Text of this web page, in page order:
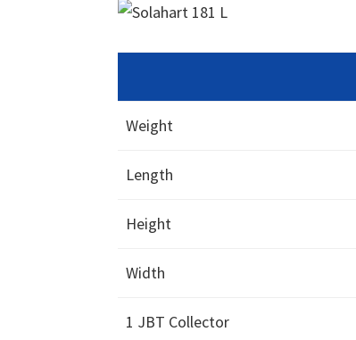
Weight
Length
Height
Width
1 JBT Collector